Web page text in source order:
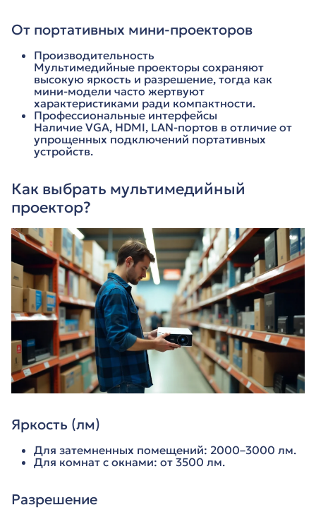
От портативных мини-проекторов
Производительность
Мультимедийные проекторы сохраняют
высокую яркость и разрешение, тогда как
мини-модели часто жертвуют
характеристиками ради компактности.
Профессиональные интерфейсы
Наличие VGA, HDMI, LAN-портов в отличие от
упрощенных подключений портативных
устройств.
Как выбрать мультимедийный
проектор?
Яркость (лм)
Для затемненных помещений: 2000–3000 лм.
Для комнат с окнами: от 3500 лм.
Разрешение